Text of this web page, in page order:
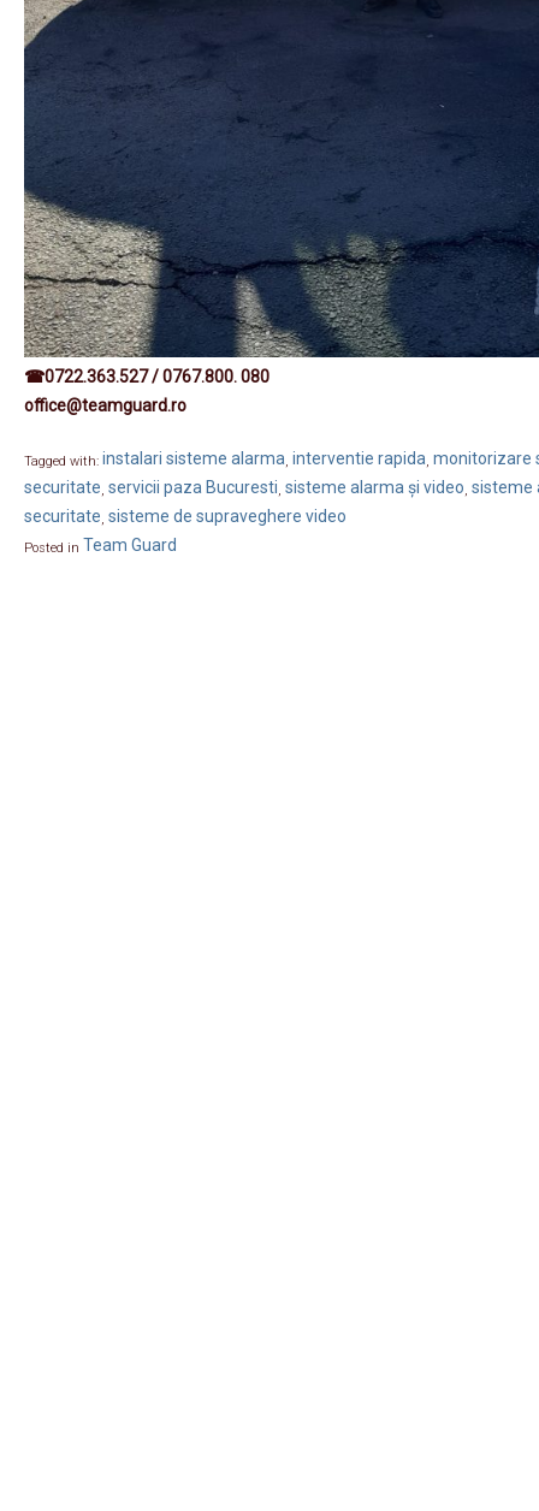
☎0722.363.527 / 0767.800. 080
office@teamguard.ro
Tagged with: instalari sisteme alarma, interventie rapida, monitorizare
securitate, servicii paza Bucuresti, sisteme alarma și video, sisteme
securitate, sisteme de supraveghere video
Posted in Team Guard